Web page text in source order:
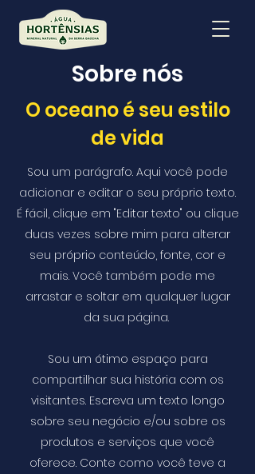
Sobre nós
O oceano é seu estilo
de vida
Sou um parágrafo. Aqui você pode
adicionar e editar o seu próprio texto.
É fácil, clique em "Editar texto" ou clique
duas vezes sobre mim para alterar
seu próprio conteúdo, fonte, cor e
mais. Você também pode me
arrastar e soltar em qualquer lugar
da sua página.
Sou um ótimo espaço para
compartilhar sua história com os
visitantes. Escreva um texto longo
sobre seu negócio e/ou sobre os
produtos e serviços que você
oferece. Conte como você teve a